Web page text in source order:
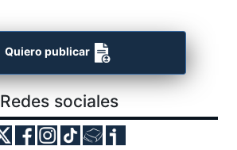
Quiero publicar
Redes sociales